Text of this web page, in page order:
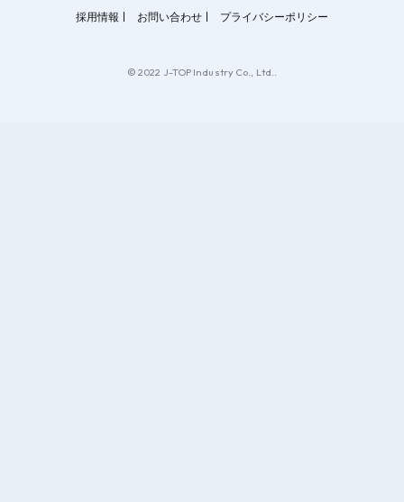
採用情報 お問い合わせ プライバシーポリシー
© 2022 J-TOP Industry Co., Ltd..